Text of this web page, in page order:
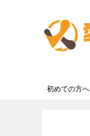
初めての方へ